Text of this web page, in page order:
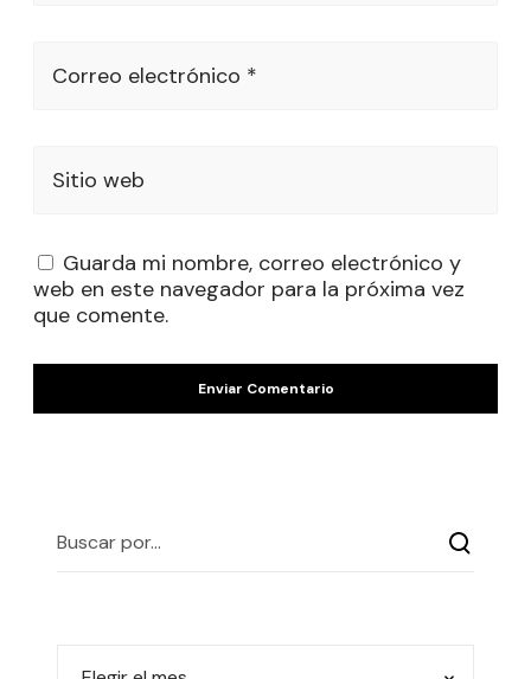
Correo electrónico *
Sitio web
Guarda mi nombre, correo electrónico y
web en este navegador para la próxima vez
que comente.